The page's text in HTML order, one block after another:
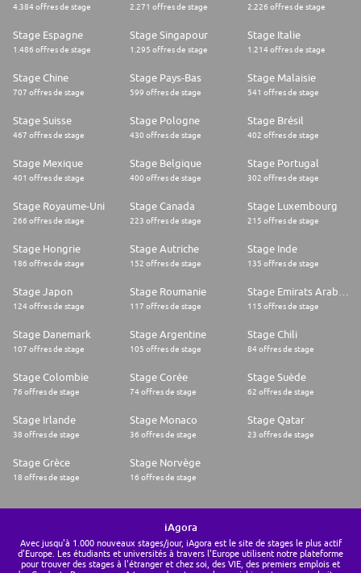
4.384 offres de stage 2.271 offres de stage 2.226 offres de stage
Stage Espagne
1.486 offres de stage
Stage Singapour
1.295 offres de stage
Stage Italie
1.214 offres de stage
Stage Chine
707 offres de stage
Stage Pays-Bas
599 offres de stage
Stage Malaisie
541 offres de stage
Stage Suisse
467 offres de stage
Stage Pologne
430 offres de stage
Stage Brésil
402 offres de stage
Stage Mexique
401 offres de stage
Stage Belgique
400 offres de stage
Stage Portugal
302 offres de stage
Stage Royaume-Uni
266 offres de stage
Stage Canada
223 offres de stage
Stage Luxembourg
215 offres de stage
Stage Hongrie
186 offres de stage
Stage Autriche
152 offres de stage
Stage Inde
135 offres de stage
Stage Japon
124 offres de stage
Stage Roumanie
117 offres de stage 115 offres de stage
Stage Danemark
107 offres de stage
Stage Argentine
105 offres de stage
Stage Chili
84 offres de stage
Stage Colombie
76 offres de stage
Stage Corée
74 offres de stage
Stage Suède
62 offres de stage
Stage Irlande
38 offres de stage
Stage Monaco
36 offres de stage
Stage Qatar
23 offres de stage
Stage Grèce
18 offres de stage
Stage Norvège
16 offres de stage
iAgora
Avec jusqu'à 1.000 nouveaux stages/jour, iAgora est le site de stages le plus actif
d'Europe. Les étudiants et universités à travers l'Europe utilisent notre plateforme
pour trouver des stages à l'étranger et chez soi, des VIE, des premiers emplois et